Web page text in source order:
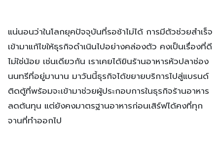
แน่นอนว่าในโลกยุคปัจจุบันที่รอช้าไม่ได้ การมีตัวช่วยสำเร็จ
เข้ามาแก้ไขให้ธุรกิจดำเนินไปอย่างคล่องตัว คงเป็นเรื่องที่ดี
ไม่ใช่น้อย เช่นเดียวกัน เราเคยได้ยินร้านอาหารหัวปลาช่อง
นนทรีที่อยู่มานาน มาวันนี้ธุรกิจได้ขยายบริการไปสู่แบรนด์
ติดตู้ที่พร้อมจะเข้ามาช่วยผู้ประกอบการในธุรกิจร้านอาหาร
ลดต้นทุน แต่ยังคงมาตรฐานอาหารก่อนเสิร์ฟได้คงที่ทุก
จานที่ทำออกไป